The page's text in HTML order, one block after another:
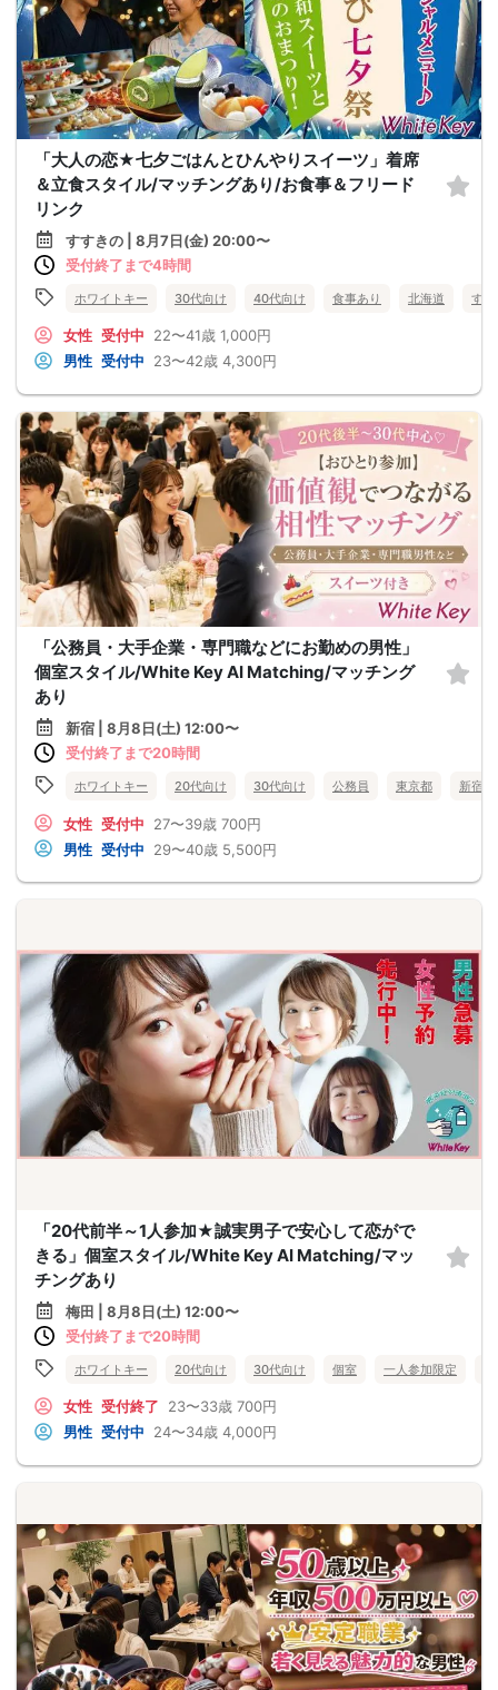
「大人の恋★七夕ごはんとひんやりスイーツ」着席
＆立食スタイル/マッチングあり/お食事＆フリード
リンク
すすきの | 8月7日(金) 20:00〜
受付終了まで4時間
ホワイトキー 30代向け 40代向け 食事あり 北海道 す
女性 受付中 22〜41歳 1,000円
男性 受付中 23〜42歳 4,300円
「公務員・大手企業・専門職などにお勤めの男性」
個室スタイル/White Key AI Matching/マッチング
あり
新宿 | 8月8日(土) 12:00〜
受付終了まで20時間
ホワイトキー 20代向け 30代向け 公務員 東京都 新宿
女性 受付中 27〜39歳 700円
男性 受付中 29〜40歳 5,500円
「20代前半～1人参加★誠実男子で安心して恋がで
きる」個室スタイル/White Key AI Matching/マッ
チングあり
梅田 | 8月8日(土) 12:00〜
受付終了まで20時間
ホワイトキー 20代向け 30代向け 個室 一人参加限定
女性 受付終了 23〜33歳 700円
男性 受付中 24〜34歳 4,000円